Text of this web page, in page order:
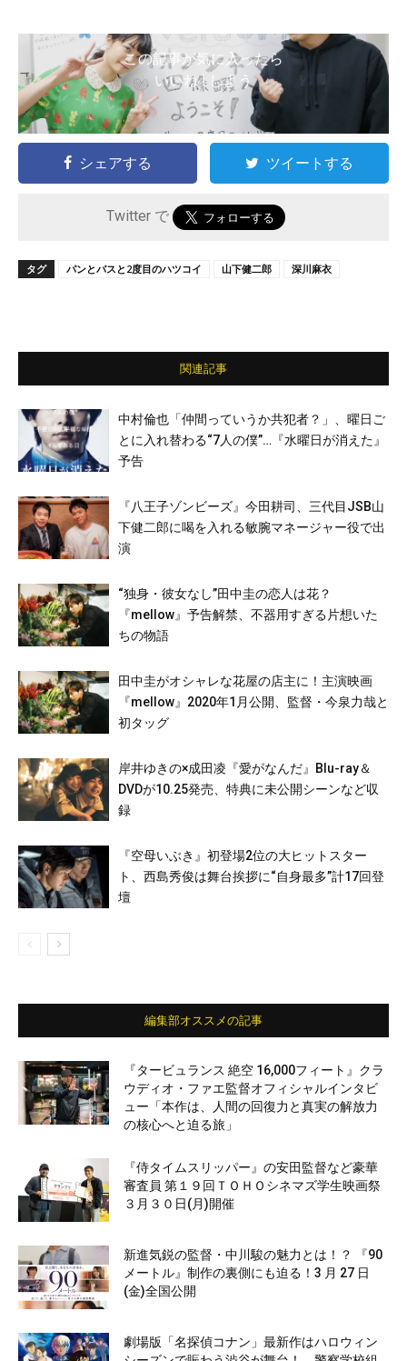
この記事が気に入ったら
いいね ! しよう
シェアする ツイートする
Twitter で
タグ パンとバスと2度目のハツコイ 山下健二郎 深川麻衣
関連記事
中村倫也「仲間っていうか共犯者？」、曜日ご
とに入れ替わる“7人の僕”…『水曜日が消えた』
予告
『八王子ゾンビーズ』今田耕司、三代目JSB山
下健二郎に喝を入れる敏腕マネージャー役で出
演
“独身・彼女なし”田中圭の恋人は花？
『mellow』予告解禁、不器用すぎる片想いた
ちの物語
田中圭がオシャレな花屋の店主に！主演映画
『mellow』2020年1月公開、監督・今泉力哉と
初タッグ
岸井ゆきの×成田凌『愛がなんだ』Blu-ray＆
DVDが10.25発売、特典に未公開シーンなど収
録
『空母いぶき』初登場2位の大ヒットスター
ト、西島秀俊は舞台挨拶に“自身最多”計17回登
壇
編集部オススメの記事
『タービュランス 絶空 16,000フィート』クラ
ウディオ・ファエ監督オフィシャルインタビ
ュー「本作は、人間の回復力と真実の解放力
の核心へと迫る旅」
『侍タイムスリッパー』の安田監督など豪華
審査員 第１９回ＴＯＨＯシネマズ学生映画祭
３月３０日(月)開催
新進気鋭の監督・中川駿の魅力とは！？ 『90
メートル』制作の裏側にも迫る！3 月 27 日
(金)全国公開
劇場版「名探偵コナン」最新作はハロウィン